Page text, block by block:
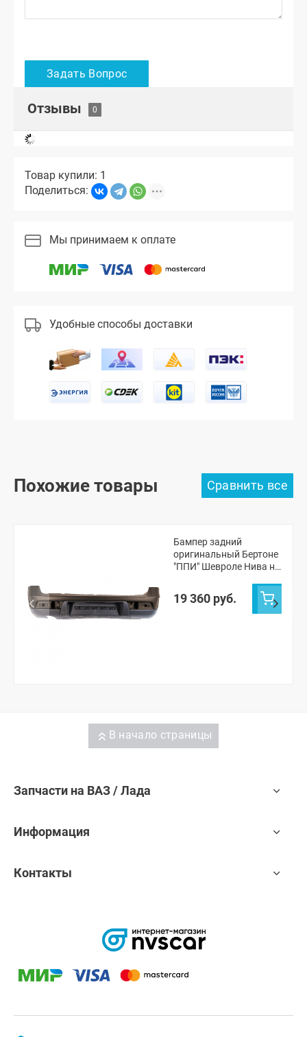
Отзывы
Товар купили: 1
Поделиться:
Мы принимаем к оплате
Удобные способы доставки
Похожие товары
Бампер задний
оригинальный Бертоне
"ППИ" Шевроле Нива н/
19 360 руб.
В начало страницы
Запчасти на ВАЗ / Лада
Информация
Контакты